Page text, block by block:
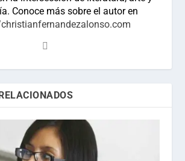
Conoce más sobre el autor en